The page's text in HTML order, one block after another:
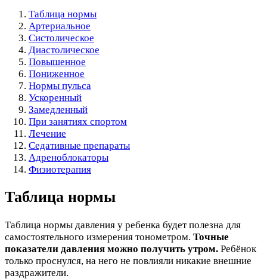
Таблица нормы
Артериальное
Систолическое
Диастолическое
Повышенное
Пониженное
Нормы пульса
Ускоренный
Замедленный
При занятиях спортом
Лечение
Седативные препараты
Адреноблокаторы
Физиотерапия
Таблица нормы
Таблица нормы давления у ребенка будет полезна для
самостоятельного измерения тонометром. Точные
показатели давления можно получить утром. Ребёнок
только проснулся, на него не повлияли никакие внешние
раздражители.